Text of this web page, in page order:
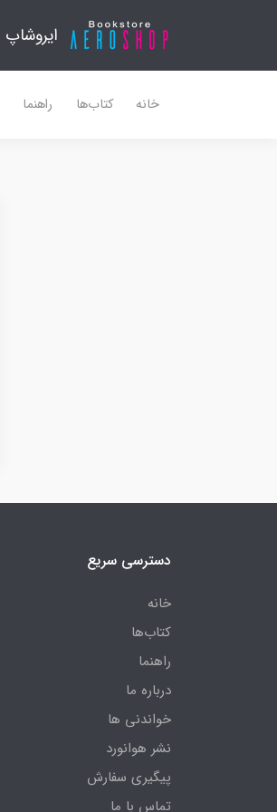
ایروشاپ
خانه کتاب‌ها راهنما
دسترسی سریع
خانه
کتاب‌ها
راهنما
درباره ما
خواندنی ها
نشر هوانورد
پیگیری سفارش
تماس با ما